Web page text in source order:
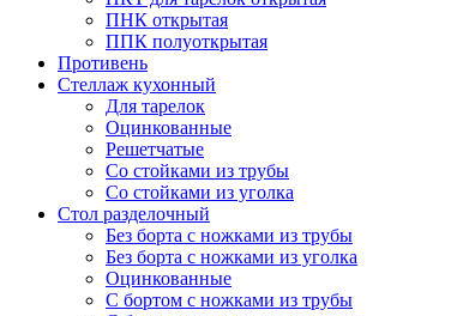
ПНК открытая
ППК полуоткрытая
Противень
Стеллаж кухонный
Для тарелок
Оцинкованные
Решетчатые
Со стойками из трубы
Со стойками из уголка
Стол разделочный
Без борта с ножками из трубы
Без борта с ножками из уголка
Оцинкованные
С бортом с ножками из трубы